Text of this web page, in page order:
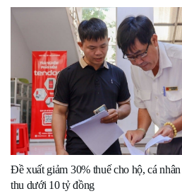
Đề xuất giảm 30% thuế cho hộ, cá
thu dưới 10 tỷ đồng